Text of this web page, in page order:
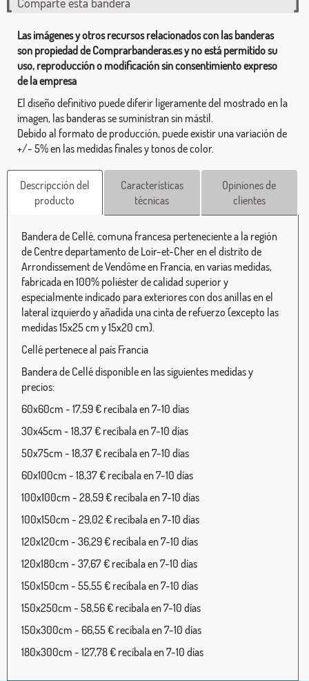
Las imágenes y otros recursos relacionados con las banderas
son propiedad de Comprarbanderas.es y no está permitido su
uso, reproducción o modificación sin consentimiento expreso
de la empresa
El diseño definitivo puede diferir ligeramente del mostrado en la
imagen, las banderas se suministran sin mástil.
Debido al formato de producción, puede existir una variación de
+/- 5% en las medidas finales y tonos de color.
Descripcción del
producto
Características
técnicas
Opiniones de
clientes
Bandera de Cellé, comuna francesa perteneciente a la región
de Centre departamento de Loir-et-Cher en el distrito de
Arrondissement de Vendôme en Francia, en varias medidas,
fabricada en 100% poliéster de calidad superior y
especialmente indicado para exteriores con dos anillas en el
lateral izquierdo y añadida una cinta de refuerzo (excepto las
medidas 15x25 cm y 15x20 cm).
Cellé pertenece al país Francia
Bandera de Cellé disponible en las siguientes medidas y
precios:
60x60cm - 17,59 € recíbala en 7-10 días
30x45cm - 18,37 € recíbala en 7-10 días
50x75cm - 18,37 € recíbala en 7-10 días
60x100cm - 18,37 € recíbala en 7-10 días
100x100cm - 28,59 € recíbala en 7-10 días
100x150cm - 29,02 € recíbala en 7-10 días
120x120cm - 36,29 € recíbala en 7-10 días
120x180cm - 37,67 € recíbala en 7-10 días
150x150cm - 55,55 € recíbala en 7-10 días
150x250cm - 58,56 € recíbala en 7-10 días
150x300cm - 66,55 € recíbala en 7-10 días
180x300cm - 127,78 € recíbala en 7-10 días